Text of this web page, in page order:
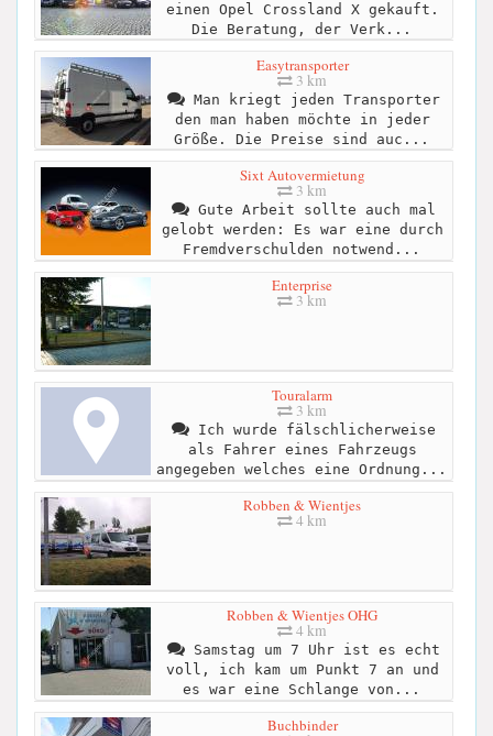
einen Opel Crossland X gekauft.
Die Beratung, der Verk...
Easytransporter
3 km
Man kriegt jeden Transporter
den man haben möchte in jeder
Größe. Die Preise sind auc...
Sixt Autovermietung
3 km
Gute Arbeit sollte auch mal
gelobt werden: Es war eine durch
Fremdverschulden notwend...
Enterprise
3 km
Touralarm
3 km
Ich wurde fälschlicherweise
als Fahrer eines Fahrzeugs
angegeben welches eine Ordnung...
Robben & Wientjes
4 km
Robben & Wientjes OHG
4 km
Samstag um 7 Uhr ist es echt
voll, ich kam um Punkt 7 an und
es war eine Schlange von...
Buchbinder